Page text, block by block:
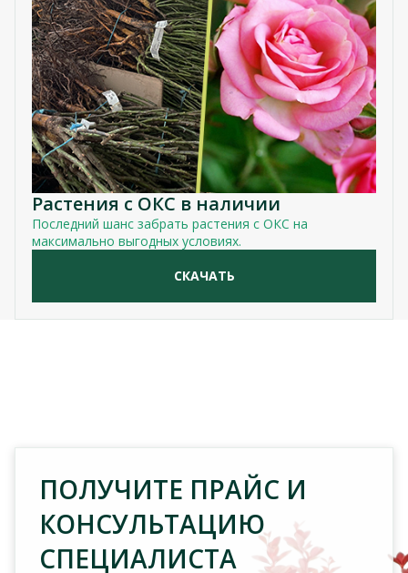
Растения с ОКС в наличии
Последний шанс забрать растения с ОКС на
максимально выгодных условиях.
СКАЧАТЬ
ПОЛУЧИТЕ ПРАЙС И
КОНСУЛЬТАЦИЮ
СПЕЦИАЛИСТА